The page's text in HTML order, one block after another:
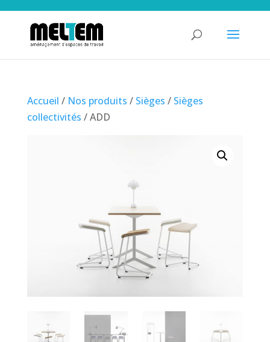
Accueil / Nos produits / Sièges / Sièges
collectivités / ADD